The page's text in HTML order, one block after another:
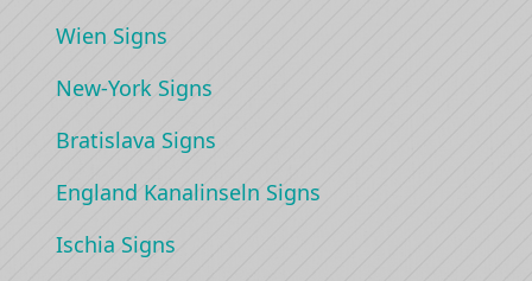
Wien Signs
New-York Signs
Bratislava Signs
England Kanalinseln Signs
Ischia Signs